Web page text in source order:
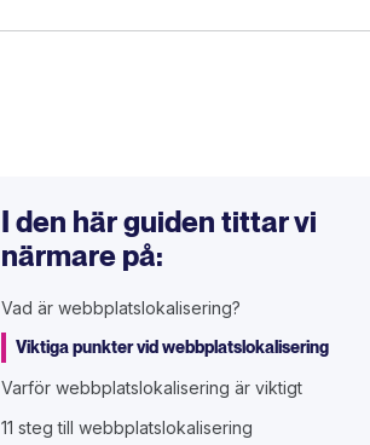
I den här guiden tittar vi
närmare på:
Vad är webbplatslokalisering?
Viktiga punkter vid webbplatslokalisering
Varför webbplatslokalisering är viktigt
11 steg till webbplatslokalisering